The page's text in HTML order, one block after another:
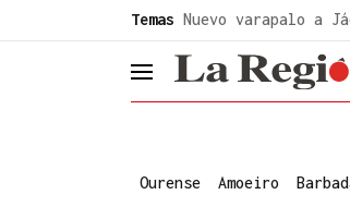
Temas Nuevo varapalo a
header.menu.open
Ourense Amoeiro